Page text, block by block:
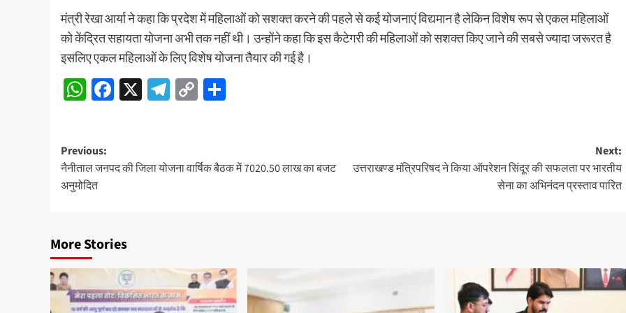
मंत्री रेखा आर्या ने कहा कि प्रदेश में महिलाओं को सशक्त करने की पहले से कई योजनाएं विद्यमान है लेकिन विशेष रूप से एकल महिलाओं
को केंद्रित सहायता योजना अभी तक नहीं थी। उन्होंने कहा कि इस कैटेगरी की महिलाओं को सशक्त किए जाने की सबसे ज्यादा जरूरत है
इसलिए एकल महिलाओं के लिए विशेष योजना तैयार की गई है।
WhatsApp
Facebook
X Telegram
Copy
Post
navigation
Previous:
नैनीताल जनपद की जिला योजना वार्षिक बैठक में 7020.50 लाख का बजट
अनुमोदित
Next:
उत्तराखण्ड मंत्रिपरिषद ने किया ऑपरेशन सिंदूर की सफलता पर भारतीय
सेना का अभिनंदन प्रस्ताव पारित
More Stories